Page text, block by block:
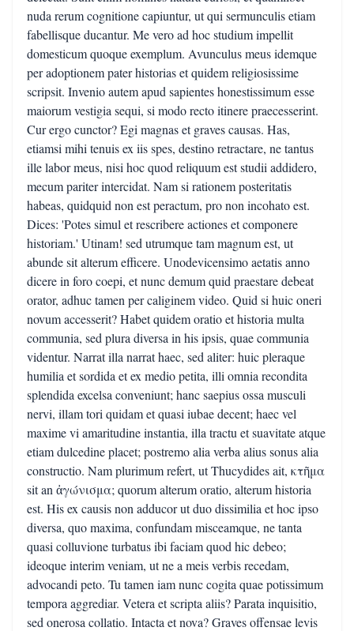
nuda rerum cognitione capiuntur, ut qui sermunculis etiam
fabellisque ducantur. Me vero ad hoc studium impellit
domesticum quoque exemplum. Avunculus meus idemque
per adoptionem pater historias et quidem religiosissime
scripsit. Invenio autem apud sapientes honestissimum esse
maiorum vestigia sequi, si modo recto itinere praecesserint.
Cur ergo cunctor? Egi magnas et graves causas. Has,
etiamsi mihi tenuis ex iis spes, destino retractare, ne tantus
ille labor meus, nisi hoc quod reliquum est studii addidero,
mecum pariter intercidat. Nam si rationem posteritatis
habeas, quidquid non est peractum, pro non incohato est.
Dices: 'Potes simul et rescribere actiones et componere
historiam.' Utinam! sed utrumque tam magnum est, ut
abunde sit alterum efficere. Unodevicensimo aetatis anno
dicere in foro coepi, et nunc demum quid praestare debeat
orator, adhuc tamen per caliginem video. Quid si huic oneri
novum accesserit? Habet quidem oratio et historia multa
communia, sed plura diversa in his ipsis, quae communia
videntur. Narrat illa narrat haec, sed aliter: huic pleraque
humilia et sordida et ex medio petita, illi omnia recondita
splendida excelsa conveniunt; hanc saepius ossa musculi
nervi, illam tori quidam et quasi iubae decent; haec vel
maxime vi amaritudine instantia, illa tractu et suavitate atque
etiam dulcedine placet; postremo alia verba alius sonus alia
constructio. Nam plurimum refert, ut Thucydides ait, κτῆμα
sit an ἀγώνισμα; quorum alterum oratio, alterum historia
est. His ex causis non adducor ut duo dissimilia et hoc ipso
diversa, quo maxima, confundam misceamque, ne tanta
quasi colluvione turbatus ibi faciam quod hic debeo;
ideoque interim veniam, ut ne a meis verbis recedam,
advocandi peto. Tu tamen iam nunc cogita quae potissimum
tempora aggrediar. Vetera et scripta aliis? Parata inquisitio,
sed onerosa collatio. Intacta et nova? Graves offensae levis